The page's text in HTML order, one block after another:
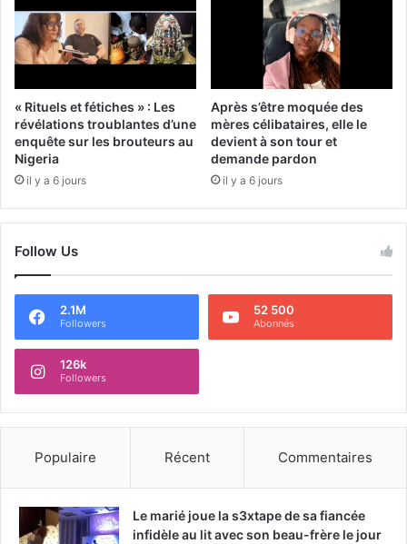
« Rituels et fétiches » : Les
révélations troublantes d’une
enquête sur les brouteurs au
Nigeria
il y a 6 jours
Après s’être moquée des
mères célibataires, elle le
devient à son tour et
demande pardon
il y a 6 jours
Follow Us
2.1M
Followers
52 500
Abonnés
126k
Followers
Populaire Récent Commentaires
Le marié joue la s3xtape de sa fiancée
infidèle au lit avec son beau-frère le jour